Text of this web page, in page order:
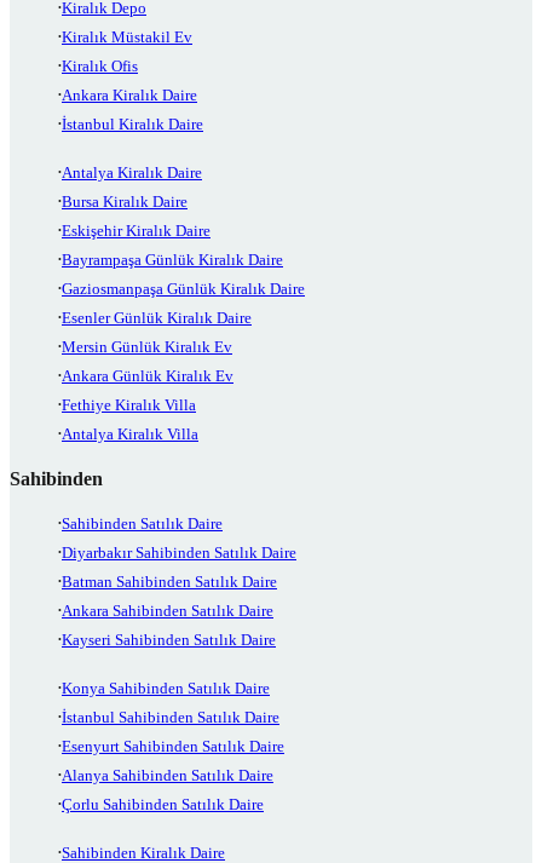
Kiralık Depo
Kiralık Müstakil Ev
Kiralık Ofis
Ankara Kiralık Daire
İstanbul Kiralık Daire
Antalya Kiralık Daire
Bursa Kiralık Daire
Eskişehir Kiralık Daire
Bayrampaşa Günlük Kiralık Daire
Gaziosmanpaşa Günlük Kiralık Daire
Esenler Günlük Kiralık Daire
Mersin Günlük Kiralık Ev
Ankara Günlük Kiralık Ev
Fethiye Kiralık Villa
Antalya Kiralık Villa
Sahibinden
Sahibinden Satılık Daire
Diyarbakır Sahibinden Satılık Daire
Batman Sahibinden Satılık Daire
Ankara Sahibinden Satılık Daire
Kayseri Sahibinden Satılık Daire
Konya Sahibinden Satılık Daire
İstanbul Sahibinden Satılık Daire
Esenyurt Sahibinden Satılık Daire
Alanya Sahibinden Satılık Daire
Çorlu Sahibinden Satılık Daire
Sahibinden Kiralık Daire